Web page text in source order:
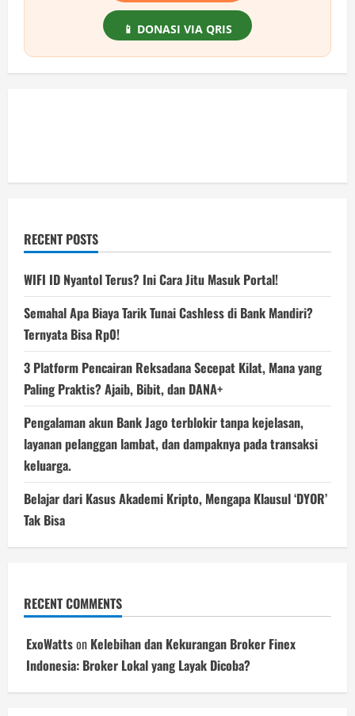
📱 DONASI VIA QRIS
RECENT POSTS
WIFI ID Nyantol Terus? Ini Cara Jitu Masuk Portal!
Semahal Apa Biaya Tarik Tunai Cashless di Bank Mandiri?
Ternyata Bisa Rp0!
3 Platform Pencairan Reksadana Secepat Kilat, Mana yang
Paling Praktis? Ajaib, Bibit, dan DANA+
Pengalaman akun Bank Jago terblokir tanpa kejelasan,
layanan pelanggan lambat, dan dampaknya pada transaksi
keluarga.
Belajar dari Kasus Akademi Kripto, Mengapa Klausul ‘DYOR’
Tak Bisa
RECENT COMMENTS
ExoWattson Kelebihan dan Kekurangan Broker Finex
Indonesia: Broker Lokal yang Layak Dicoba?